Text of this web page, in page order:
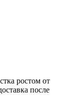
ростом от
после